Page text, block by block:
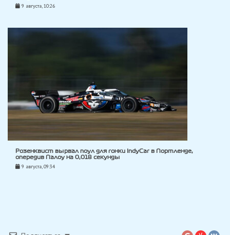
9 августа, 10:26
Розенквист вырвал поул для гонки IndyCar в Портленде,
опередив Палоу на 0,018 секунды
9 августа, 09:34